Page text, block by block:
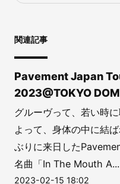
関連記事
Pavement Japan
2023@TOKYO
グルーヴって、若い時
よって、身体の中に結
ぶりに来日した
名曲「In The Mouth A...
2023-02-15 18:02